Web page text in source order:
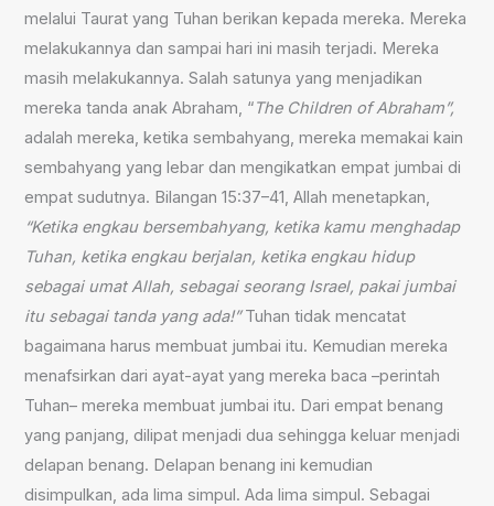
melalui Taurat yang Tuhan berikan kepada mereka. Mereka
melakukannya dan sampai hari ini masih terjadi. Mereka
masih melakukannya. Salah satunya yang menjadikan
mereka tanda anak Abraham, “The Children of Abraham”,
adalah mereka, ketika sembahyang, mereka memakai kain
sembahyang yang lebar dan mengikatkan empat jumbai di
empat sudutnya. Bilangan 15:37–41, Allah menetapkan,
“Ketika engkau bersembahyang, ketika kamu menghadap
Tuhan, ketika engkau berjalan, ketika engkau hidup
sebagai umat Allah, sebagai seorang Israel, pakai jumbai
itu sebagai tanda yang ada!”Tuhan tidak mencatat
bagaimana harus membuat jumbai itu. Kemudian mereka
menafsirkan dari ayat-ayat yang mereka baca –perintah
Tuhan– mereka membuat jumbai itu. Dari empat benang
yang panjang, dilipat menjadi dua sehingga keluar menjadi
delapan benang. Delapan benang ini kemudian
disimpulkan, ada lima simpul. Ada lima simpul. Sebagai